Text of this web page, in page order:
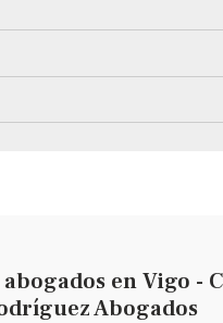
en Vigo -
Abogados